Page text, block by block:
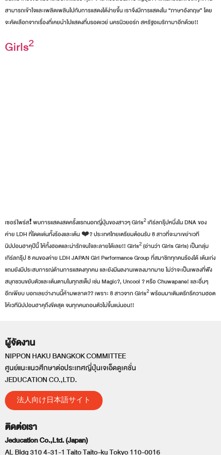
โดยที่ศิลปินจะขึ้นไปบนเวทีที่เรียกว่า “โคซะ” และแสดงหรือบอกเล่าเรื่องราวต่างๆ ที่มีความ
สนุกสนานโดยใช้ไหวพริบ และมีการเปลี่ยนบทบาทไปเป็นตัวละครอีกหลายตัวเพื่อให้เนื้อเรื่องน่า
สามารถเข้าใจและเพลิดเพลินไปกับการแสดงได้ง่ายขึ้น เราจึงมีการแสดงใน “ภาษาอังกฤษ” โดย
จะคัดเลือกจากเรื่องที่เคยนำไปแสดงที่บรอดเวย์ นครนิวยอร์ก สหรัฐอเมริกามาอีกด้วย!!
เซอร์ไพร์ส❗️ พบการแสดงสดครั้งแรกนอกญี่ปุ่นของสาวๆ Girls² เกิร์ลกรุ๊ปหนึ่งใน DNA ของ
ค่าย LDH ที่โดดเด่นทั้งร้องและเต้น ❤️‍? ประเทศไทยเตรียมต้อนรับ 8 สาวที่จะมาเขย่าเวที
นิปปอนฮาคุปีนี้ ให้ทั้งฮอตและน่ารักจนใจละลายได้เลย!! Girls² (อ่านว่า Girls Girls) เป็นกลุ่ม
เกิร์ลกรุ๊ป 8 คนของค่าย LDH JAPAN Girl Performance Group ที่สมาชิกทุกคนร้องได้ เต้นเก่ง
แถมยังมีประสบการณ์ด้านการแสดงทุกคน และยังมีผลงานเพลงมากมาย ไม่ว่าจะเป็นเพลงที่ฟัง
สนุกชวนขยับตัวและเต้นตามในทุกสเต็ป เช่น Magic?, Uncool ? หรือ Chuwapane! และอื่นๆ
ให้เวทีนิปปอนฮาคุถึงขีดสุด จนทุกคนถอนตัวไม่ขึ้นแน่นอน!!
ผู้จัดงาน
NIPPON HAKU BANGKOK COMMITTEE
ศูนย์แนะแนวศึกษาต่อประเทศญี่ปุ่นเจเอ็ดดูเคชั่น
JEDUCATION CO.,LTD.
法人向け日本語サイト